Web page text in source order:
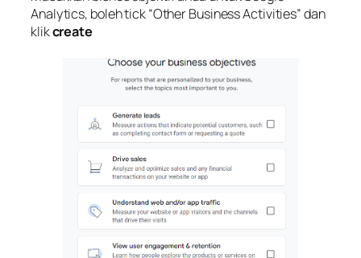
Analytics, boleh tick “Other Business Activities” dan
klikcreate